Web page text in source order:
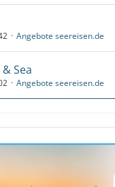
Angebote seereisen.de
Sea
Angebote seereisen.de